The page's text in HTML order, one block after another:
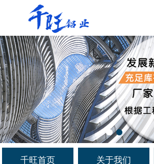
千旺首页 关于我们